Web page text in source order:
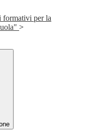
formativi per la
>